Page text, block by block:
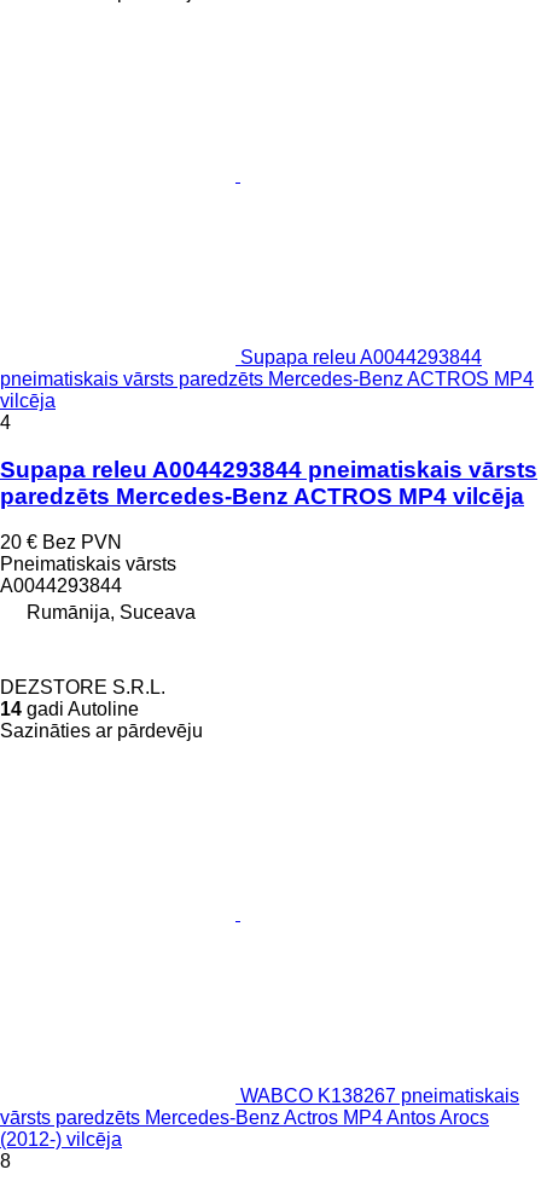
Supapa releu A0044293844
pneimatiskais vārsts paredzēts Mercedes-Benz ACTROS MP4
vilcēja
4
Supapa releu A0044293844 pneimatiskais vārsts
paredzēts Mercedes-Benz ACTROS MP4 vilcēja
20 € Bez PVN
Pneimatiskais vārsts
A0044293844
Rumānija, Suceava
DEZSTORE S.R.L.
14 gadi Autoline
Sazināties ar pārdevēju
WABCO K138267 pneimatiskais
vārsts paredzēts Mercedes-Benz Actros MP4 Antos Arocs
(2012-) vilcēja
8